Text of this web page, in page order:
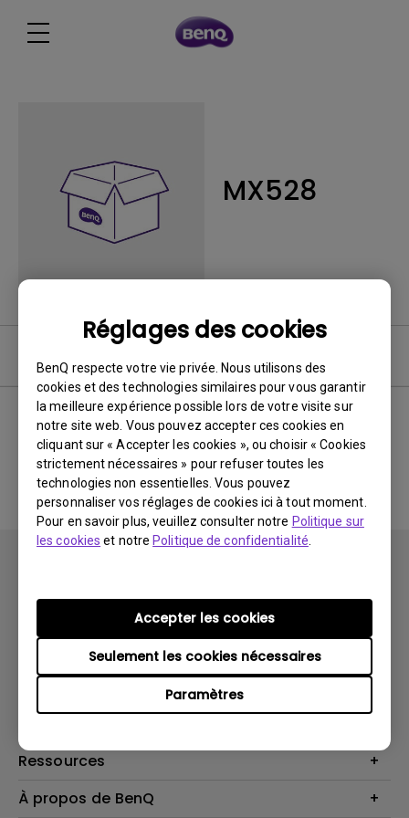
Réglages des cookies
BenQ respecte votre vie privée. Nous utilisons des
cookies et des technologies similaires pour vous garantir
la meilleure expérience possible lors de votre visite sur
notre site web. Vous pouvez accepter ces cookies en
cliquant sur « Accepter les cookies », ou choisir « Cookies
strictement nécessaires » pour refuser toutes les
technologies non essentielles. Vous pouvez
personnaliser vos réglages de cookies ici à tout moment.
Pour en savoir plus, veuillez consulter notre Politique sur
les cookies et notre Politique de confidentialité
Paramètres
Seulement les cookies nécessaires
Accepter les cookies
MX528
Aucune FAQ associée
Vidéoprojecteurs
Haut-parleur
Solutions
Contactez-nous
Recycling
Ressources
Centre de connaissances
À propos de BenQ